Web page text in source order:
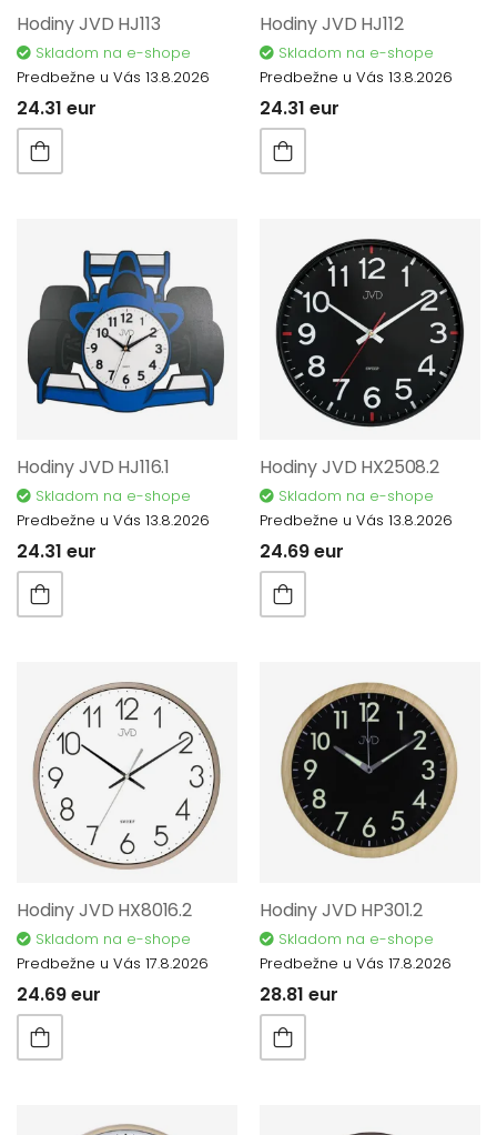
Hodiny JVD HJ113
Skladom na e-shope
Predbežne u Vás 13.8.2026
24.31 eur
Hodiny JVD HJ112
Skladom na e-shope
Predbežne u Vás 13.8.2026
24.31 eur
Hodiny JVD HJ116.1
Skladom na e-shope
Predbežne u Vás 13.8.2026
24.31 eur
Hodiny JVD HX2508.2
Skladom na e-shope
Predbežne u Vás 13.8.2026
24.69 eur
Hodiny JVD HX8016.2
Skladom na e-shope
Predbežne u Vás 17.8.2026
24.69 eur
Hodiny JVD HP301.2
Skladom na e-shope
Predbežne u Vás 17.8.2026
28.81 eur